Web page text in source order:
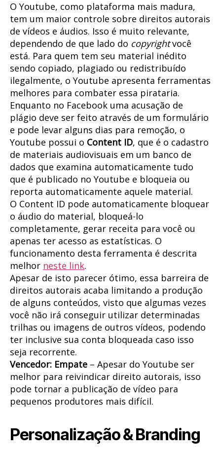
O Youtube, como plataforma mais madura,
tem um maior controle sobre direitos autorais
de vídeos e áudios. Isso é muito relevante,
dependendo de que lado do copyrightvocê
está. Para quem tem seu material inédito
sendo copiado, plagiado ou redistribuído
ilegalmente, o Youtube apresenta ferramentas
melhores para combater essa pirataria.
Enquanto no Facebook uma acusação de
plágio deve ser feito através de um formulário
e pode levar alguns dias para remoção, o
Youtube possui o Content ID, que é o cadastro
de materiais audiovisuais em um banco de
dados que examina automaticamente tudo
que é publicado no Youtube e bloqueia ou
reporta automaticamente aquele material.
O Content ID pode automaticamente bloquear
o áudio do material, bloqueá-lo
completamente, gerar receita para você ou
apenas ter acesso as estatísticas. O
funcionamento desta ferramenta é descrita
melhor neste link.
Apesar de isto parecer ótimo, essa barreira de
direitos autorais acaba limitando a produção
de alguns conteúdos, visto que algumas vezes
você não irá conseguir utilizar determinadas
trilhas ou imagens de outros vídeos, podendo
ter inclusive sua conta bloqueada caso isso
seja recorrente.
Vencedor: Empate – Apesar do Youtube ser
melhor para reivindicar direito autorais, isso
pode tornar a publicação de vídeo para
pequenos produtores mais difícil.
Personalização & Branding